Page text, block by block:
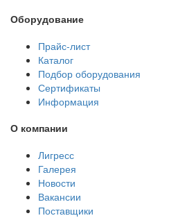
Оборудование
Прайс-лист
Каталог
Подбор оборудования
Сертификаты
Информация
О компании
Лигресс
Галерея
Новости
Вакансии
Поставщики